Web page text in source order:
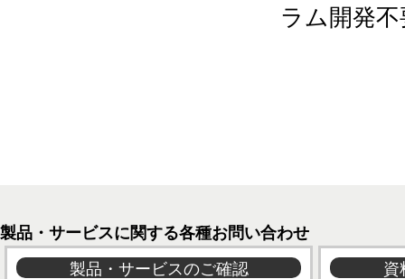
ラム開発
製品・サービスに関する各種お問い合わせ
製品・サービスのご確認
資